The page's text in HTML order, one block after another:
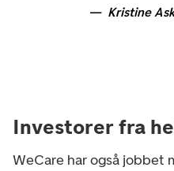
Kristine
Investorer fra
WeCare har også jobbet